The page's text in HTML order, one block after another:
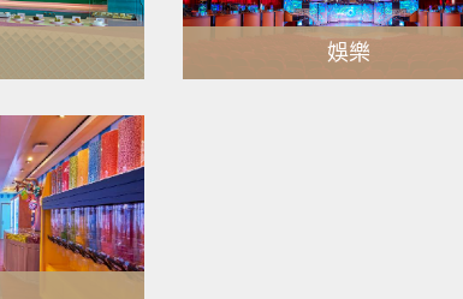
娛樂